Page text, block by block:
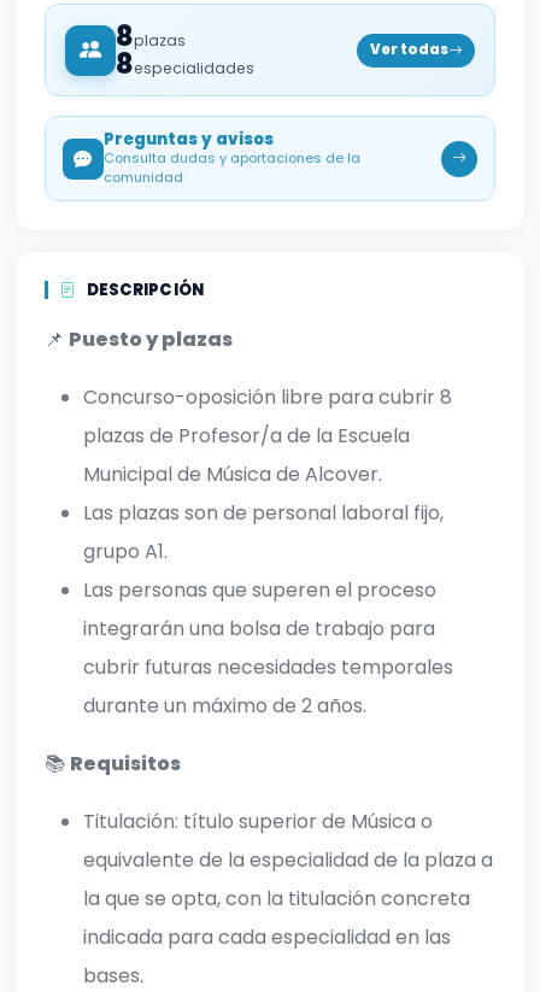
8plazas
8especialidades
Ver todas
Preguntas y avisos
Consulta dudas y aportaciones de la
comunidad
DESCRIPCIÓN
📌 Puesto y plazas
Concurso-oposición libre para cubrir 8
plazas de Profesor/a de la Escuela
Municipal de Música de Alcover.
Las plazas son de personal laboral fijo,
grupo A1.
Las personas que superen el proceso
integrarán una bolsa de trabajo para
cubrir futuras necesidades temporales
durante un máximo de 2 años.
📚 Requisitos
Titulación: título superior de Música o
equivalente de la especialidad de la plaza a
la que se opta, con la titulación concreta
indicada para cada especialidad en las
bases.